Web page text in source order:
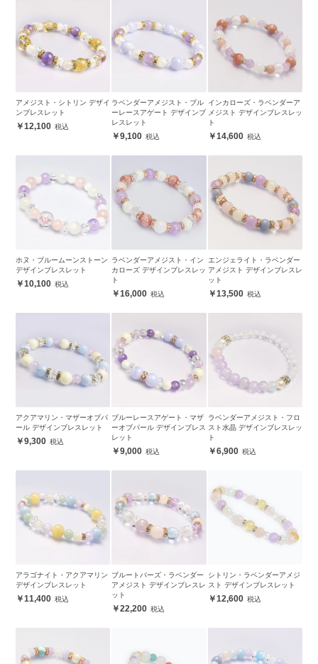
アメジスト・シトリン デザイ
ンブレスレット
12,100
ラベンダーアメジスト・ブル
ーレースアゲート デザインブ
レスレット
9,100
インカローズ・ラベンダーア
メジスト デザインブレスレッ
ト
14,600
ホヌ・ブルームーンストーン
デザインブレスレット
10,100
ラベンダーアメジスト・イン
カローズ デザインブレスレッ
ト
16,000
エンジェライト・ラベンダー
アメジスト デザインブレスレ
ット
13,500
アクアマリン・マザーオブパ
ール デザインブレスレット
9,300
ブルーレースアゲート・マザ
ーオブパール デザインブレス
レット
9,000
ラベンダーアメジスト・フロ
スト水晶 デザインブレスレッ
ト
6,900
アラゴナイト・アクアマリン
デザインブレスレット
11,400
ブルートパーズ・ラベンダー
アメジスト デザインブレスレ
ット
22,200
シトリン・ラベンダーアメジ
スト デザインブレスレット
12,600